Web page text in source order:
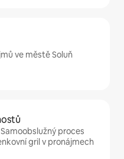
ve městě Soluň
proces
gril v pronájmech